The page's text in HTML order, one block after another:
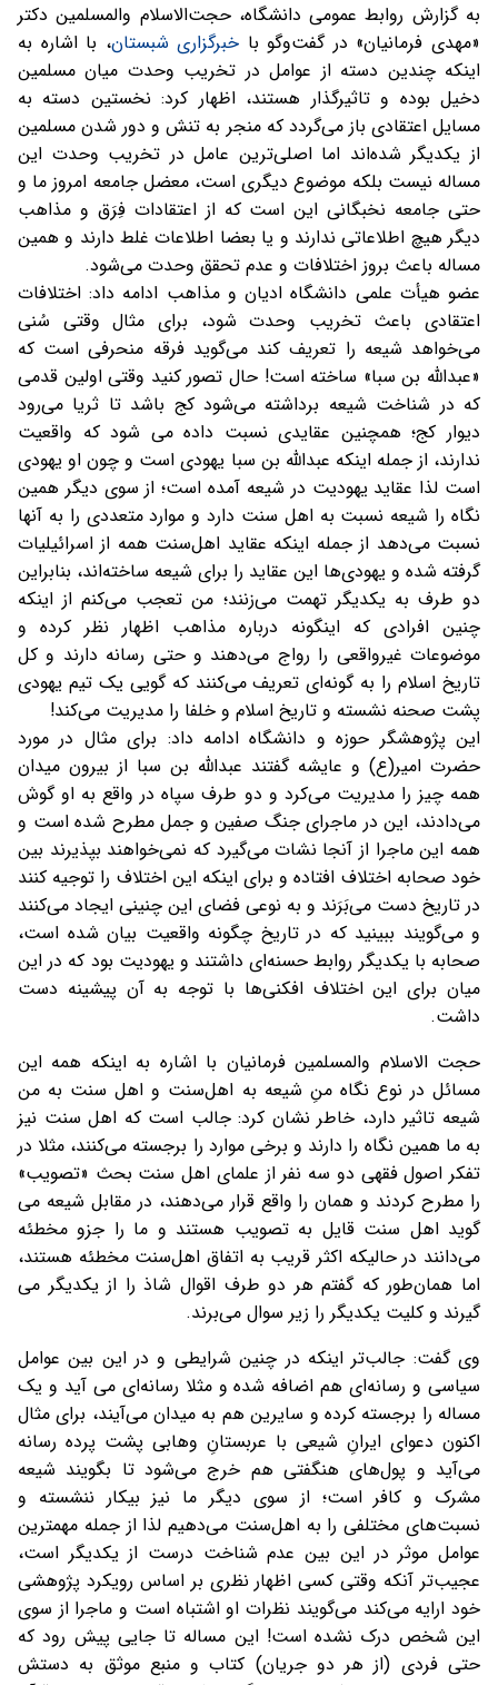
به گزارش روابط عمومی دانشگاه،حجت‌الاسلام والمسلمین دکتر
«مهدی فرمانیان» در گفت‌وگو با خبرگزاری شبستان، با اشاره به
اینکه چندین دسته از عوامل در تخریب وحدت میان مسلمین
دخیل بوده و تاثیرگذار هستند، اظهار کرد: نخستین دسته به
مسایل اعتقادی باز می‌گردد که منجر به تنش و دور شدن مسلمین
از یکدیگر شده‌اند اما اصلی‌ترین عامل در تخریب وحدت این
مساله نیست بلکه موضوع دیگری است، معضل جامعه امروز ما و
حتی جامعه نخبگانی این است که از اعتقادات فِرَق و مذاهب
دیگر هیچ اطلاعاتی ندارند و یا بعضا اطلاعات غلط دارند و همین
مساله باعث بروز اختلافات و عدم تحقق وحدت می‌شود.
عضو هیأت علمی دانشگاه ادیان و مذاهب ادامه داد: اختلافات
اعتقادی باعث تخریب وحدت شود، برای مثال وقتی سُنی
می‌خواهد شیعه را تعریف کند می‌گوید فرقه منحرفی است که
«عبدالله بن سبا» ساخته است! حال تصور کنید وقتی اولین قدمی
که در شناخت شیعه برداشته می‌شود کج باشد تا ثریا می‌رود
دیوار کج؛ همچنین عقایدی نسبت داده می شود که واقعیت
ندارند، از جمله اینکه عبدالله بن سبا یهودی است و چون او یهودی
است لذا عقاید یهودیت در شیعه آمده است؛ از سوی دیگر همین
نگاه را شیعه نسبت به اهل سنت دارد و موارد متعددی را به آنها
نسبت می‌دهد از جمله اینکه عقاید اهل‌سنت همه از اسرائیلیات
گرفته شده و یهودی‌ها این عقاید را برای شیعه ساخته‌اند، بنابراین
دو طرف به یکدیگر تهمت می‌زنند؛ من تعجب می‌کنم از اینکه
چنین افرادی که اینگونه درباره مذاهب اظهار نظر کرده و
موضوعات غیرواقعی را رواج می‌دهند و حتی رسانه دارند و کل
تاریخ اسلام را به گونه‌ای تعریف می‌کنند که گویی یک تیم یهودی
پشت صحنه نشسته و تاریخ اسلام و خلفا را مدیریت می‌کند!
این پژوهشگر حوزه و دانشگاه ادامه داد: برای مثال در مورد
حضرت امیر(ع) و عایشه گفتند عبدالله بن سبا از بیرون میدان
همه چیز را مدیریت می‌کرد و دو طرف سپاه در واقع به او گوش
می‌دادند، این در ماجرای جنگ صفین و جمل مطرح شده است و
همه این ماجرا از آنجا نشات می‌گیرد که نمی‌خواهند بپذیرند بین
خود صحابه اختلاف افتاده و برای اینکه این اختلاف را توجیه کنند
در تاریخ دست می‌بَرَند و به نوعی فضای این چنینی ایجاد می‌کنند
و می‌گویند ببینید که در تاریخ چگونه واقعیت بیان شده است،
صحابه با یکدیگر روابط حسنه‌ای داشتند و یهودیت بود که در این
میان برای این اختلاف افکنی‌ها با توجه به آن پیشینه دست
داشت.
حجت الاسلام والمسلمین فرمانیان با اشاره به اینکه همه این
مسائل در نوع نگاه منِ شیعه به اهل‌سنت و اهل سنت به من
شیعه تاثیر دارد، خاطر نشان کرد: جالب است که اهل سنت نیز
به ما همین نگاه را دارند و برخی موارد را برجسته می‌کنند، مثلا در
تفکر اصول فقهی دو سه نفر از علمای اهل سنت بحث «تصویب»
را مطرح کردند و همان را واقع قرار می‌دهند، در مقابل شیعه می
گوید اهل سنت قایل به تصویب هستند و ما را جزو مخطئه
می‌دانند در حالیکه اکثر قریب به اتفاق اهل‌سنت مخطئه هستند،
اما همان‌طور که گفتم هر دو طرف اقوال شاذ را از یکدیگر می
گیرند و کلیت یکدیگر را زیر سوال می‌برند.
وی گفت: جالب‌تر اینکه در چنین شرایطی و در این بین عوامل
سیاسی و رسانه‌ای هم اضافه شده و مثلا رسانه‌ای می آید و یک
مساله را برجسته کرده و سایرین هم به میدان می‌آیند، برای مثال
اکنون دعوای ایرانِ شیعی با عربستانِ وهابی پشت پرده رسانه
می‌آید و پول‌های هنگفتی هم خرج می‌شود تا بگویند شیعه
مشرک و کافر است؛ از سوی دیگر ما نیز بیکار ننشسته و
نسبت‌های مختلفی را به اهل‌سنت می‌دهیم لذا از جمله مهمترین
عوامل موثر در این بین عدم شناخت درست از یکدیگر است،
عجیب‌تر آنکه وقتی کسی اظهار نظری بر اساس رویکرد پژوهشی
خود ارایه می‌کند می‌گویند نظرات او اشتباه است و ماجرا از سوی
این شخص درک نشده است! این مساله تا جایی پیش رود که
حتی فردی (از هر دو جریان) کتاب و منبع موثق به دستش